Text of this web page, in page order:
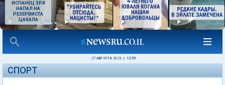
ИСПАНЕЦ ЗРЯ
НАПАЛ НА
РЕЗЕРВИСТА
ЦАХАЛА
27 АВГУСТА 2023 12:55
СПОРТ